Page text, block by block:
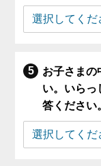
お子さまの
い。いらっ
答ください